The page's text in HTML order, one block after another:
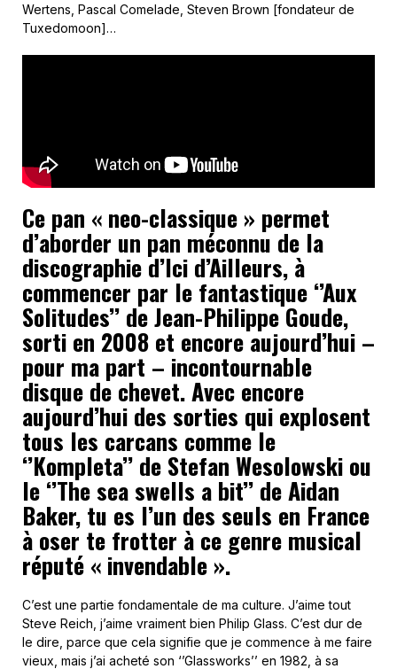
Wertens, Pascal Comelade, Steven Brown [fondateur de
Tuxedomoon]…
Ce pan « neo-classique » permet
d’aborder un pan méconnu de la
discographie d’Ici d’Ailleurs, à
commencer par le fantastique ‘’Aux
Solitudes’’ de Jean-Philippe Goude,
sorti en 2008 et encore aujourd’hui –
pour ma part – incontournable
disque de chevet. Avec encore
aujourd’hui des sorties qui explosent
tous les carcans comme le
‘’Kompleta’’ de Stefan Wesolowski ou
le ‘’The sea swells a bit’’ de Aidan
Baker, tu es l’un des seuls en France
à oser te frotter à ce genre musical
réputé « invendable ».
C’est une partie fondamentale de ma culture. J’aime tout
Steve Reich, j’aime vraiment bien Philip Glass. C’est dur de
le dire, parce que cela signifie que je commence à me faire
vieux, mais j’ai acheté son ‘’Glassworks’’ en 1982, à sa